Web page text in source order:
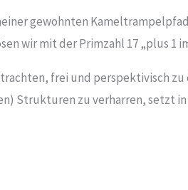
gewohnten
wir mit der Primzahl 17 „plus 1
frei und perspektivisch
Strukturen zu verharren, setzt